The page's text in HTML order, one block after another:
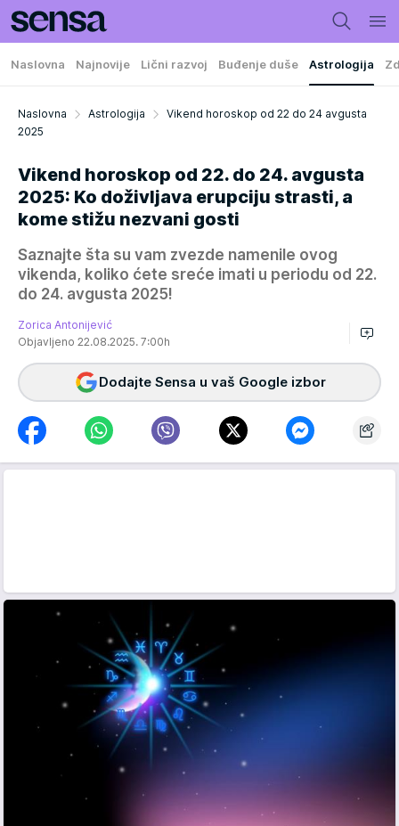
Naslovna Najnovije Lični razvoj Buđenje duše Astrologija
Naslovna Astrologija
Vikend horoskop od 22 do 24 avgusta
2025
Vikend horoskop od 22. do 24. avgusta
2025: Ko doživljava erupciju strasti, a
kome stižu nezvani gosti
Saznajte šta su vam zvezde namenile ovog
vikenda, koliko ćete sreće imati u periodu od 22.
do 24. avgusta 2025!
Zorica Antonijević
Objavljeno 22.08.2025. 7:00h
Dodajte Sensa u vaš Google izbor